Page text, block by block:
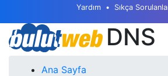
Yardım Sıkça
DNS
Ana Sayfa